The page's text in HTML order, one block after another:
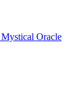
Oracle